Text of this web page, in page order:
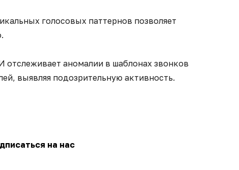
голосовых паттернов позволяет
отслеживает аномалии в шаблонах звонков
выявляя подозрительную активность.
на нас